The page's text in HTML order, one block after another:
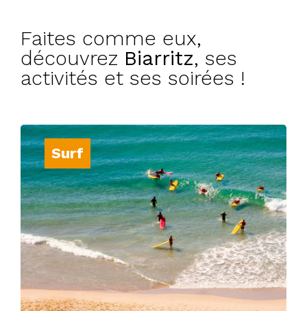
Faites comme eux,
découvrez Biarritz, ses
activités et ses soirées !
Surf
Dominez les vagues de l’Atlantique lors
d’une séance de surf, une expérience
exaltante à ne pas manquer.